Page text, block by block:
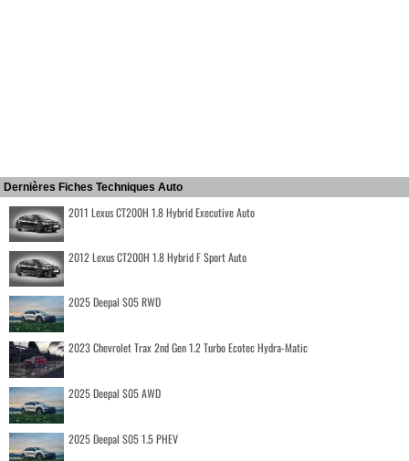
Dernières Fiches Techniques Auto
2011 Lexus CT200H 1.8 Hybrid Executive Auto
2012 Lexus CT200H 1.8 Hybrid F Sport Auto
2025 Deepal S05 RWD
2023 Chevrolet Trax 2nd Gen 1.2 Turbo Ecotec Hydra-Matic
2025 Deepal S05 AWD
2025 Deepal S05 1.5 PHEV